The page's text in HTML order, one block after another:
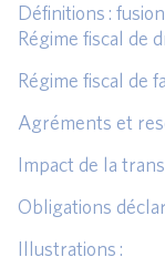
Définitions :
Régime fiscal de
Régime fiscal de
Agréments et
Impact de la
Obligations
Illustrations :